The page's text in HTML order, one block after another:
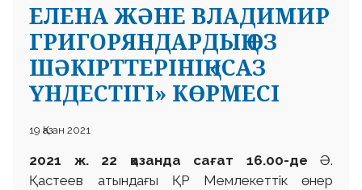
ЕЛЕНА ЖӘНЕ ВЛАДИМИР
ГРИГОРЯНДАРДЫҢ ӨЗ
ШӘКІРТТЕРІНІҢ «САЗ
ҮНДЕСТІГІ» КӨРМЕСІ
19 Қазан 2021
2021 ж. 22 қазанда сағат 16.00-де Ә.
Қастеев атындағы ҚР Мемлекеттік өнер